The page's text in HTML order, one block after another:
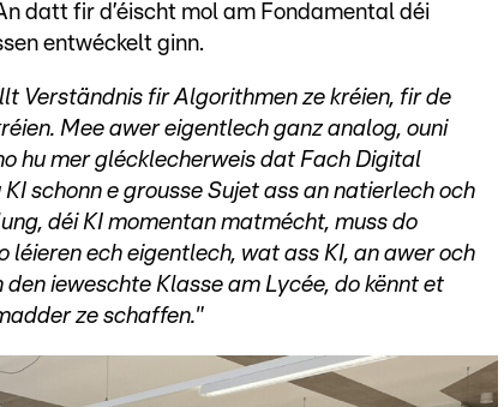
datt fir d’éischt mol am Fondamental déi
entwéckelt ginn.
Verständnis fir Algorithmen ze kréien, fir de
Mee awer eigentlech ganz analog, ouni
hu mer glécklecherweis dat Fach Digital
schonn e grousse Sujet ass an natierlech och
déi KI momentan matmécht, muss do
ech eigentlech, wat ass KI, an awer och
ieweschte Klasse am Lycée, do kënnt et
ze schaffen."